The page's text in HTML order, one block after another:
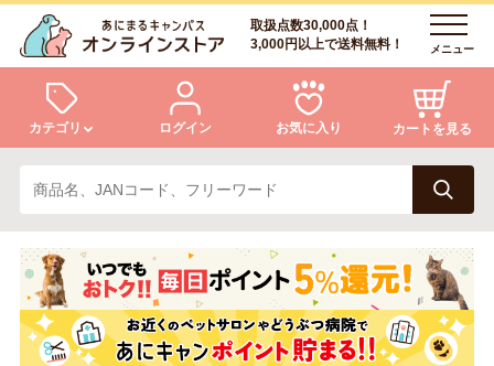
取扱点数30,000点！
3,000円以上で送料無料！
メニュー
カテゴリ
犬 猫
小動物・鳥 アクア・爬虫類・昆虫
ログイン お気に入り カートを見る
ログイン
会員登録
あにまるキャンパスについて